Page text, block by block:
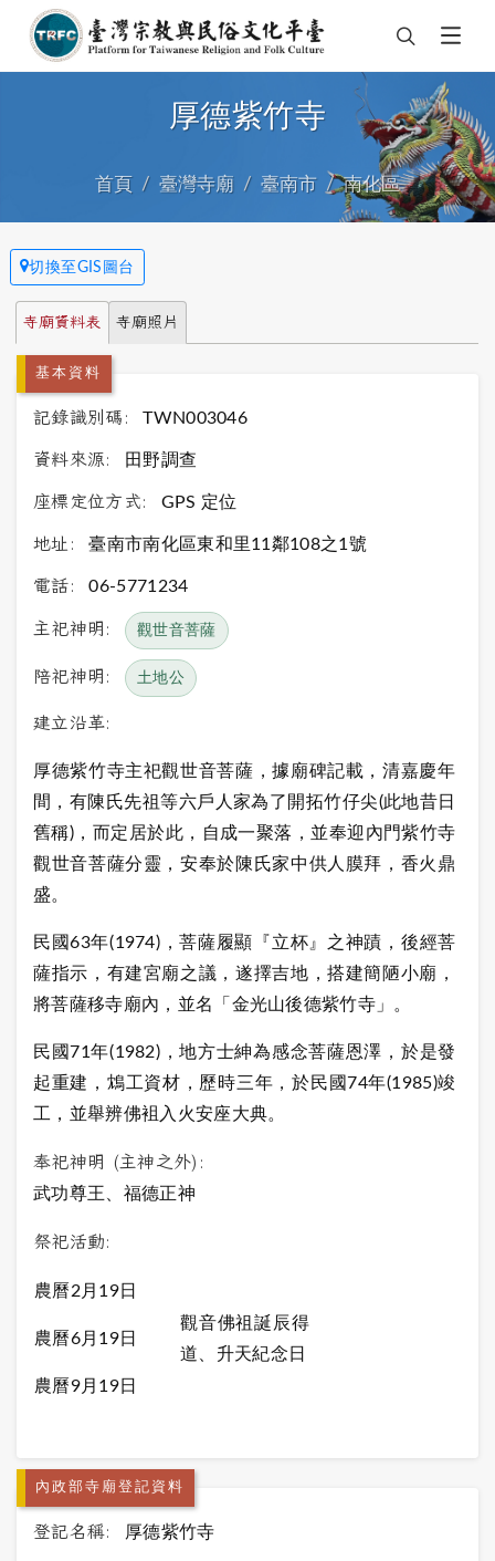
厚德紫竹寺
首頁 臺灣寺廟 臺南市 南化區
切換至GIS圖台
寺廟資料表 寺廟照片
基本資料
記錄識別碼: TWN003046
資料來源: 田野調查
座標定位方式: GPS 定位
地址: 臺南市南化區東和里11鄰108之1號
電話: 06-5771234
主祀神明: 觀世音菩薩
陪祀神明: 土地公
建立沿革:
厚德紫竹寺主祀觀世音菩薩，據廟碑記載，清嘉慶年
間，有陳氏先祖等六戶人家為了開拓竹仔尖(此地昔日
舊稱)，而定居於此，自成一聚落，並奉迎內門紫竹寺
觀世音菩薩分靈，安奉於陳氏家中供人膜拜，香火鼎
盛。
民國63年(1974)，菩薩履顯『立杯』之神蹟，後經菩
薩指示，有建宮廟之議，遂擇吉地，搭建簡陋小廟，
將菩薩移寺廟內，並名「金光山後德紫竹寺」。
民國71年(1982)，地方士紳為感念菩薩恩澤，於是發
起重建，鴆工資材，歷時三年，於民國74年(1985)竣
工，並舉辨佛袓入火安座大典。
奉祀神明 (主神之外):
武功尊王、福德正神
祭祀活動:
農曆2月19日
農曆6月19日
農曆9月19日
觀音佛祖誕辰得
道、升天紀念日
內政部寺廟登記資料
登記名稱: 厚德紫竹寺